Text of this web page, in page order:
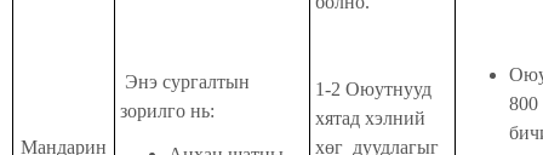
Мандарин
Энэ сургалтын
зорилго нь:
1-2 Оюутнууд
хятад хэлний
хөг дуудлагыг
800